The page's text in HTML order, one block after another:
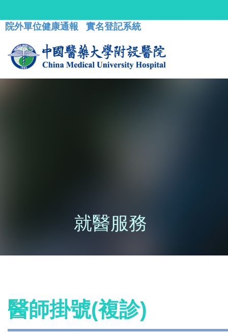
院外單位健康通報 實名登記系統
就醫服務
醫師掛號(複診)